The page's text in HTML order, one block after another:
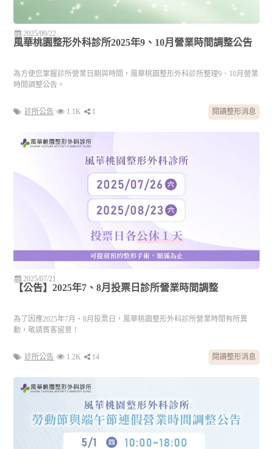
2025/09/22
風華桃園整形外科診所2025年9、10月營業時間調整公告
為方便您掌握診所營業日期與時間，風華桃園整形外科診所整理9、10月營業
時間調整公告。
診所公告 1.1K 1 閱讀整形消息
2025/07/21
【公告】2025年7、8月投票日診所營業時間調整
為了因應2025年7月、8月投票日，風華桃園整形外科診所營業時間有所異
動，敬請賓客留意！
診所公告 1.2K 14 閱讀整形消息